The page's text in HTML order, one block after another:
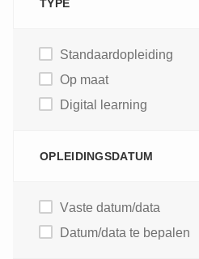
TYPE
Standaardopleiding
Op maat
Digital learning
OPLEIDINGSDATUM
Vaste datum/data
Datum/data te bepalen